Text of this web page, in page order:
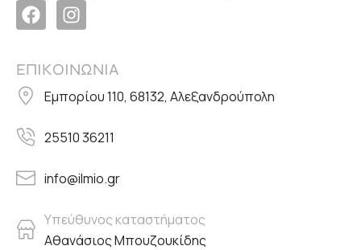
ΕΠΙΚΟΙΝΩΝΙΑ
Εμπορίου 110, 68132, Αλεξανδρούπολη
25510 36211
info@ilmio.gr
Υπεύθυνος καταστήματος
Αθανάσιος Μπουζουκίδης